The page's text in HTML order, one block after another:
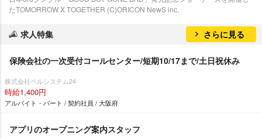
たTOMORROW X TOGETHER (C)ORICON NewS inc.
求人特集 さらに見る
保険会社の一次受付コールセンター/短期10/17まで/土日祝休み
株式会社ベルシステム24
時給1,400円
アルバイト・パート / 契約社員 / 大阪府
アプリのオープニング案内スタッフ